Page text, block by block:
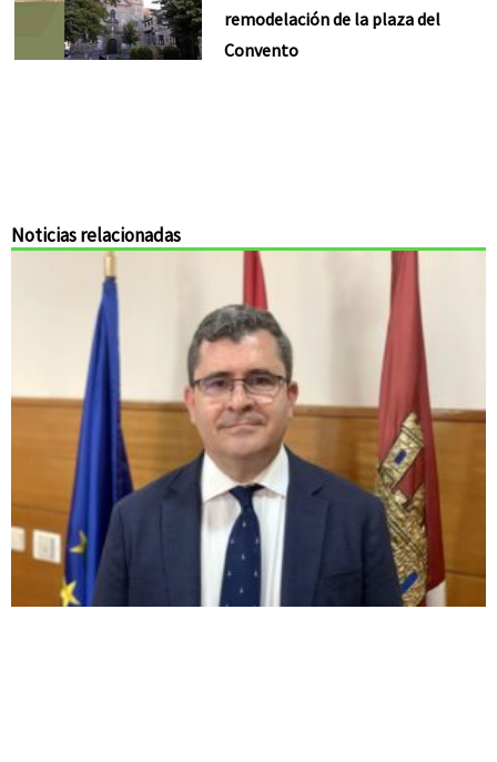
remodelación de la plaza del
Convento
Noticias relacionadas